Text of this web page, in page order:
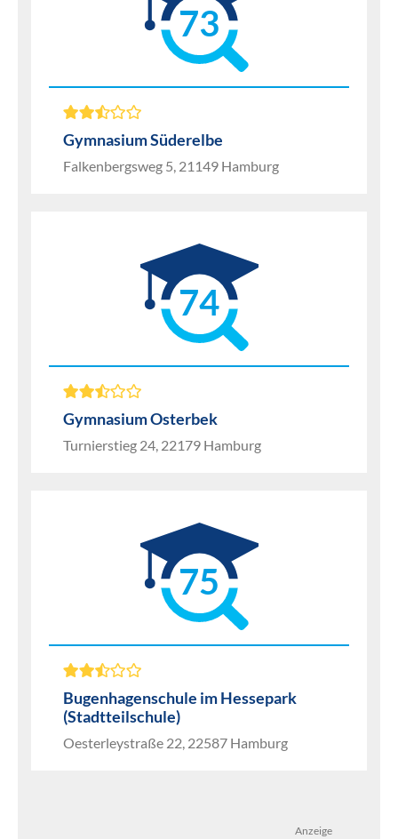
73
Gymnasium Süderelbe
Falkenbergsweg 5, 21149 Hamburg
74
Gymnasium Osterbek
Turnierstieg 24, 22179 Hamburg
75
Bugenhagenschule im Hessepark
(Stadtteilschule)
Oesterleystraße 22, 22587 Hamburg
Anzeige